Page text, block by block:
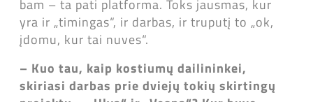
bam – ta pati platforma. Toks jausmas, kur
yra ir „timingas“, ir darbas, ir truputį to „ok,
įdomu, kur tai nuves“.
– Kuo tau, kaip kostiumų dailininkei,
skiriasi darbas prie dviejų tokių skirtingų